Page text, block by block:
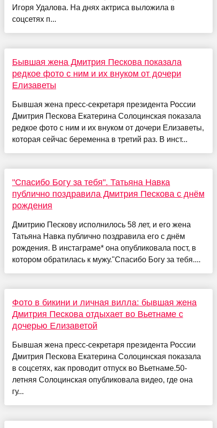
Игоря Удалова. На днях актриса выложила в
соцсетях п...
Бывшая жена Дмитрия Пескова показала
редкое фото с ним и их внуком от дочери
Елизаветы
Бывшая жена пресс-секретаря президента России
Дмитрия Пескова Екатерина Солоцинская показала
редкое фото с ним и их внуком от дочери Елизаветы,
которая сейчас беременна в третий раз. В инст...
"Спасибо Богу за тебя". Татьяна Навка
публично поздравила Дмитрия Пескова с днём
рождения
Дмитрию Пескову исполнилось 58 лет, и его жена
Татьяна Навка публично поздравила его с днём
рождения. В инстаграме* она опубликовала пост, в
котором обратилась к мужу."Спасибо Богу за тебя....
Фото в бикини и личная вилла: бывшая жена
Дмитрия Пескова отдыхает во Вьетнаме с
дочерью Елизаветой
Бывшая жена пресс-секретаря президента России
Дмитрия Пескова Екатерина Солоцинская показала
в соцсетях, как проводит отпуск во Вьетнаме.50-
летняя Солоцинская опубликовала видео, где она
гу...